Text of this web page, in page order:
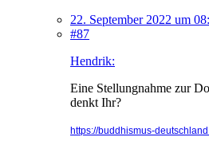
22. September 2022 um
#87
Hendrik:
Eine Stellungnahme zur
denkt Ihr?
https://buddhismus-